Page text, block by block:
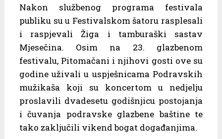
Nakon službenog programa festivala
publiku su u Festivalskom šatoru rasplesali
i raspjevali Žiga i tamburaški sastav
Mjesečina. Osim na 23. glazbenom
festivalu, Pitomačani i njihovi gosti ove su
godine uživali u uspješnicama Podravskih
mužikaša koji su koncertom u nedjelju
proslavili dvadesetu godišnjicu postojanja
i čuvanja podravske glazbene baštine te
tako zaključili vikend bogat događanjima.